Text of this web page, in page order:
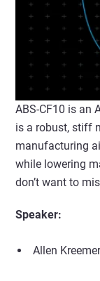
ABS-CF10 is an
is a robust, stiff
manufacturing
while lowering
don’t want to
Speaker:
Allen Kreemer